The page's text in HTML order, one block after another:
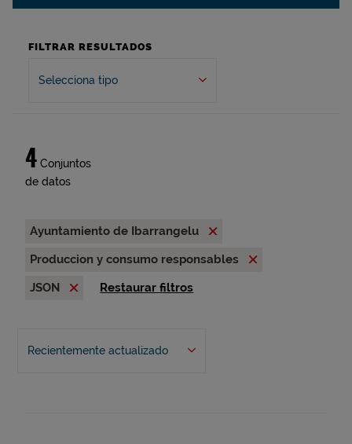
FILTRAR RESULTADOS
Selecciona tipo
4 Conjuntos
de datos
Ayuntamiento de Ibarrangelu
Produccion y consumo responsables
JSON
Restaurar filtros
Recientemente actualizado